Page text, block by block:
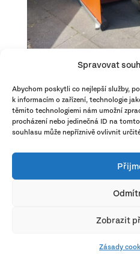
Spravovat
Abychom poskytli co nejlepší služby,
k informacím o zařízení, technologie
těmito technologiemi nám umožní
procházení nebo jedinečná ID na
souhlasu může nepříznivě ovlivnit
Zobrazit
Zásady
Rubriky:
Kariéra
PROGRESSIVE